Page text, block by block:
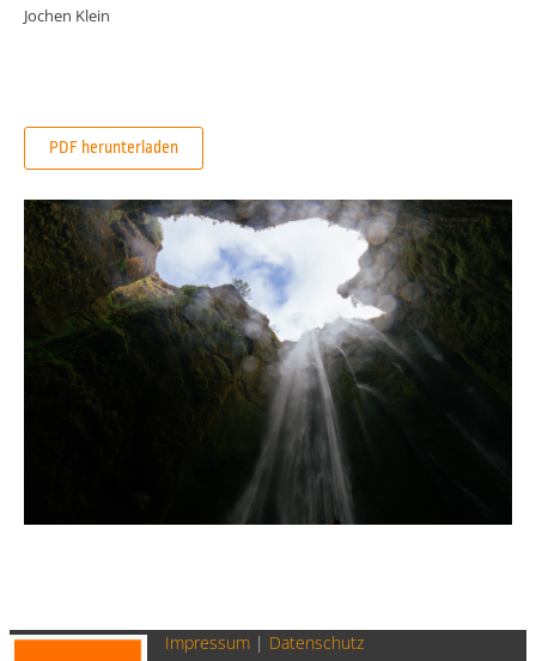
Jochen Klein
PDF herunterladen
Impressum | Datenschutz